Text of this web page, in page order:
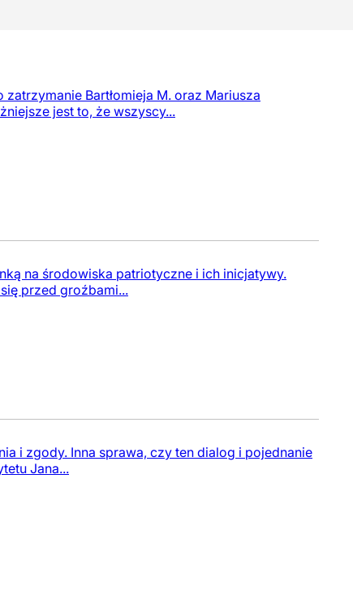
Bartłomieja M. oraz Mariusza
jest to, że wszyscy...
na środowiska patriotyczne i ich inicjatywy.
przed groźbami...
i zgody. Inna sprawa, czy ten dialog i pojednanie
Jana...